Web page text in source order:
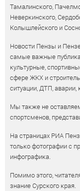
Тамалинского,
Неверкинского,
Колышлейского и
Новости Пензы и
самые важные
культурные,
сфере ЖКХ и
ситуации, ДТП,
Мы также не
спортсменов,
На страницах РИА
только фотографии с
инфографика.
Помимо этого,
знание Сурского края.